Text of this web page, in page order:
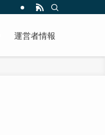
運営者情報